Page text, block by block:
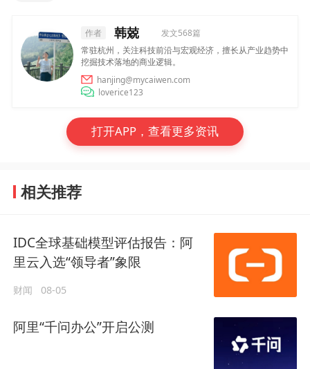
作者 韩兢
发文568篇
常驻杭州，关注科技前沿与宏观经济，擅长从产业趋势中
挖掘技术落地的商业逻辑。
hanjing@mycaiwen.com
loverice123
打开APP，查看更多资讯
相关推荐
IDC全球基础模型评估报告：阿
里云入选“领导者”象限
财闻 08-05
阿里“千问办公”开启公测